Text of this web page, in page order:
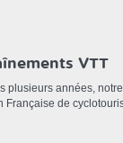
VTT
plusieurs années,
Française de